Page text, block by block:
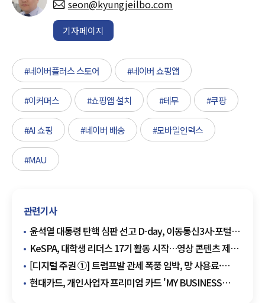
seon@kyungjeilbo.com
기자페이지
#네이버플러스 스토어 #네이버 쇼핑앱
#이커머스 #쇼핑앱 설치 #테무 #쿠팡
#AI 쇼핑 #네이버 배송 #모바일인덱스
#MAU
관련기사
윤석열 대통령 탄핵 심판 선고 D-day, 이동통신3사·포털
초비상… 트래픽 폭증 대비 '총력''
KeSPA, 대학생 리더스 17기 활동 시작…영상 콘텐츠 제작
위주로 개편
[디지털 주권 ①] 트럼프발 관세 폭풍 임박, 망 사용료·
플랫폼 규제·지도 데이터 '삼각 파도' 경고등
현대카드, 개인사업자 프리미엄 카드 'MY BUSINESS